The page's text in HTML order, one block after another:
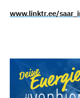
www.linktr.ee/